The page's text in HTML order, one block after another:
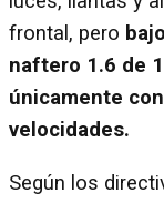
frontal, pero
naftero 1.6 de
únicamente
velocidades.
Según los